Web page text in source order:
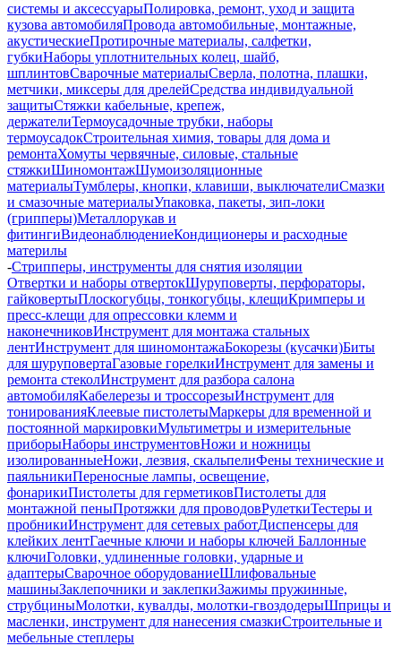
системы и аксессуарыПолировка, ремонт, уход и защита
кузова автомобиляПровода автомобильные, монтажные,
акустическиеПротирочные материалы, салфетки,
губкиНаборы уплотнительных колец, шайб,
шплинтовСварочные материалыСверла, полотна, плашки,
метчики, миксеры для дрелейСредства индивидуальной
защитыСтяжки кабельные, крепеж,
держателиТермоусадочные трубки, наборы
термоусадокСтроительная химия, товары для дома и
ремонтаХомуты червячные, силовые, стальные
стяжкиШиномонтажШумоизоляционные
материалыТумблеры, кнопки, клавиши, выключателиСмазки
и смазочные материалыУпаковка, пакеты, зип-локи
(грипперы)Металлорукав и
фитингиВидеонаблюдениеКондиционеры и расходные
материлы
-Стрипперы, инструменты для снятия изоляции
Отвертки и наборы отвертокШуруповерты, перфораторы,
гайковертыПлоскогубцы, тонкогубцы, клещиКримперы и
пресс-клещи для опрессовки клемм и
наконечниковИнструмент для монтажа стальных
лентИнструмент для шиномонтажаБокорезы (кусачки)Биты
для шуруповертаГазовые горелкиИнструмент для замены и
ремонта стеколИнструмент для разбора салона
автомобиляКабелерезы и троссорезыИнструмент для
тонированияКлеевые пистолетыМаркеры для временной и
постоянной маркировкиМультиметры и измерительные
приборыНаборы инструментовНожи и ножницы
изолированныеНожи, лезвия, скальпелиФены технические и
паяльникиПереносные лампы, освещение,
фонарикиПистолеты для герметиковПистолеты для
монтажной пеныПротяжки для проводовРулеткиТестеры и
пробникиИнструмент для сетевых работДиспенсеры для
клейких лентГаечные ключи и наборы ключей Баллонные
ключиГоловки, удлиненные головки, ударные и
адаптерыСварочное оборудованиеШлифовальные
машиныЗаклепочники и заклепкиЗажимы пружинные,
струбциныМолотки, кувалды, молотки-гвоздодерыШприцы и
масленки, инструмент для нанесения смазкиСтроительные и
мебельные степлеры